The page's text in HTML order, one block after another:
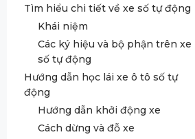
Tìm hiểu chi tiết về xe số tự động
Khái niệm
Các ký hiệu và bộ phận trên xe
số tự động
Hướng dẫn học lái xe ô tô số tự
động
Hướng dẫn khởi động xe
Cách dừng và đỗ xe